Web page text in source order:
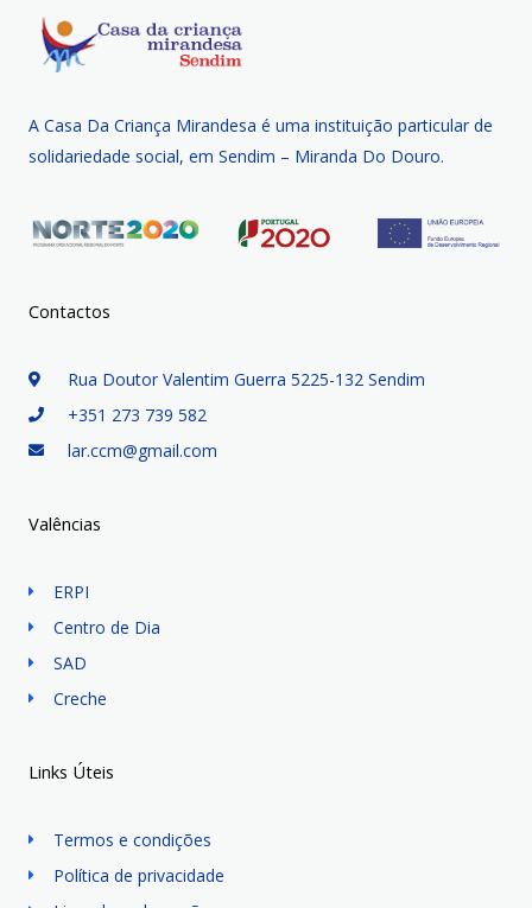
A Casa Da Criança Mirandesa é uma instituição particular de
solidariedade social, em Sendim – Miranda Do Douro.
Contactos
Rua Doutor Valentim Guerra 5225-132 Sendim
+351 273 739 582
lar.ccm@gmail.com
Valências
ERPI
Centro de Dia
SAD
Creche
Links Úteis
Termos e condições
Política de privacidade